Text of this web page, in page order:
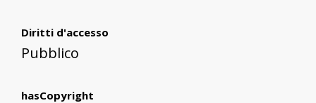
Diritti d'accesso
Pubblico
hasCopyright